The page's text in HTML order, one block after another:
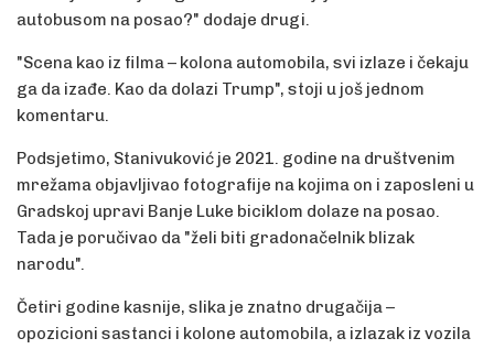
autobusom na posao?" dodaje drugi.
"Scena kao iz filma – kolona automobila, svi izlaze i čekaju
ga da izađe. Kao da dolazi Trump", stoji u još jednom
komentaru.
Podsjetimo, Stanivuković je 2021. godine na društvenim
mrežama objavljivao fotografije na kojima on i zaposleni u
Gradskoj upravi Banje Luke biciklom dolaze na posao.
Tada je poručivao da "želi biti gradonačelnik blizak
narodu".
Četiri godine kasnije, slika je znatno drugačija –
opozicioni sastanci i kolone automobila, a izlazak iz vozila